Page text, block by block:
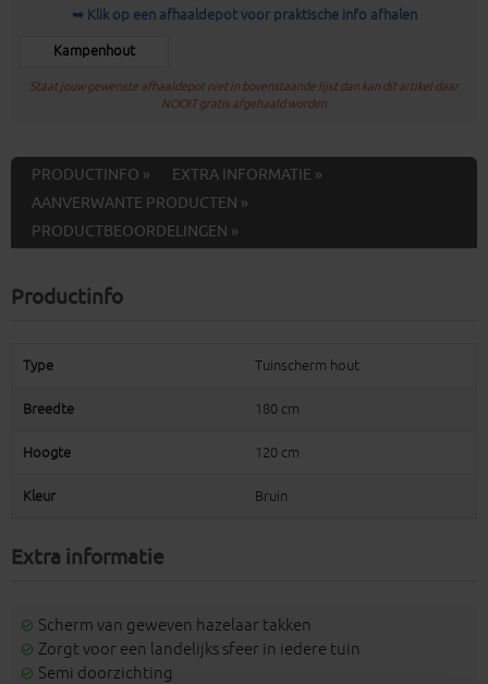
➥ Klik op een afhaaldepot voor praktische info afhalen
Kampenhout
Staat jouw gewenste afhaaldepot niet in bovenstaande lijst dan kan dit artikel daar
NOOIT gratis afgehaald worden
PRODUCTINFO »
EXTRA INFORMATIE »
AANVERWANTE PRODUCTEN »
PRODUCTBEOORDELINGEN »
Productinfo
Type Tuinscherm hout
Breedte 180 cm
Hoogte 120 cm
Kleur Bruin
Extra informatie
Scherm van geweven hazelaar takken
Zorgt voor een landelijks sfeer in iedere tuin
Semi doorzichting